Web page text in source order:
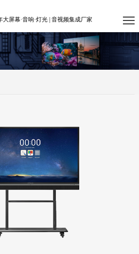
大屏幕·音响·灯光 | 音视频集成厂家